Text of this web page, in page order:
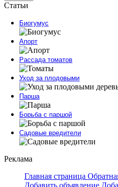
Статьи
Биогумус
Апорт
Рассада томатов
Уход за плодовыми
Парша
Борьба с паршой
Садовые вредители
Реклама
Главная страница
Добавить объявление